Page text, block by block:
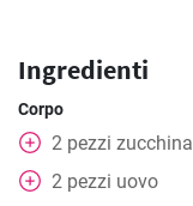
Ingredienti
Corpo
2 pezzi zucchina
2 pezzi uovo